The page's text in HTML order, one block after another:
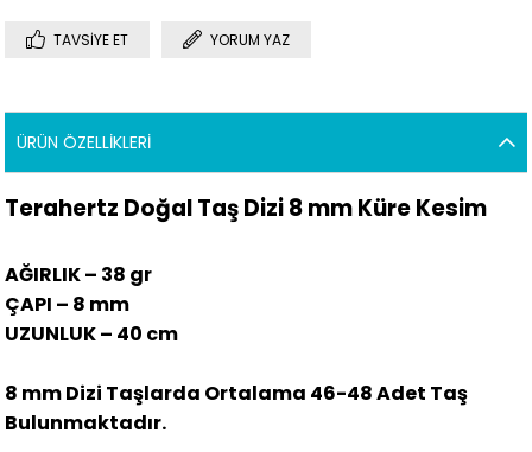
TAVSIYE ET YORUM YAZ
ÜRÜN ÖZELLIKLERI
Terahertz Doğal Taş Dizi 8 mm Küre Kesim
AĞIRLIK – 38 gr
ÇAPI – 8 mm
UZUNLUK – 40 cm
8 mm Dizi Taşlarda Ortalama 46-48 Adet Taş
Bulunmaktadır.